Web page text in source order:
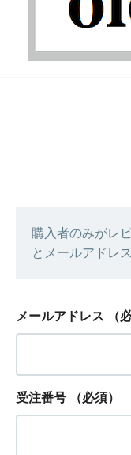
購入者のみがレ
とメールアドレ
メールアドレス （
受注番号 （必須）